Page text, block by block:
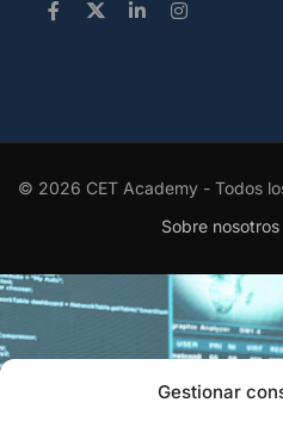
Gestionar
© 2026 CET Academy - Todos
Sobre nosotros